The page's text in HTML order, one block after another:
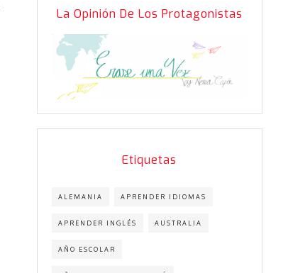
La Opinión De Los Protagonistas
Etiquetas
ALEMANIA APRENDER IDIOMAS
APRENDER INGLÉS AUSTRALIA
AÑO ESCOLAR